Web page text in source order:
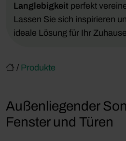
/ Produkte
Langlebigkeit perfekt
Lassen Sie sich inspirieren
ideale Lösung für Ihr
Außenliegender
Fenster und Türen